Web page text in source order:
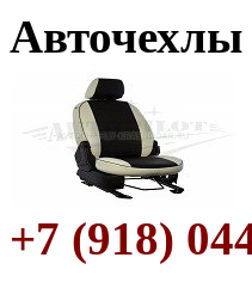
Авточехлы
+7 (918)